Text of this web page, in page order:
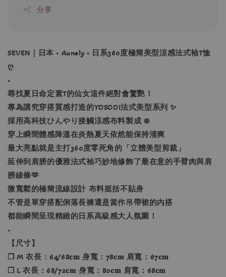
分享
SEVEN｜日本 • Aunely • 日系360度極簡美型涼感法式袖T恤
ღ
-
尋找夏日命定素T的仙女這件絕對會驚艷！
專為講究穿搭質感打造的YOSOOI法式美型系列 ✨
採用高科技ひんやり接觸涼感布料製成 ❄️
穿上瞬間體感降溫在炎熱夏天依然能保持清爽
最大亮點就是主打360度零死角的「立體美型剪裁」
延伸到肩膀的優雅法式袖巧妙地修飾了最在意的手臂肉與肩
膀線條🫶
微寬鬆的極簡流線設計 布料挺括不貼身
不管是單穿搭配俐落長褲還是當作吊帶裙的內搭
都能瞬間呈現精緻的日系高級感大人氛圍！
-
【尺寸】
❐ M 衣長：64/68𝐜𝐦 身寬：78𝐜𝐦 肩寬：67𝐜𝐦
❐ L 衣長：68/72𝐜𝐦 身寬：80𝐜𝐦 肩寬：68𝐜𝐦